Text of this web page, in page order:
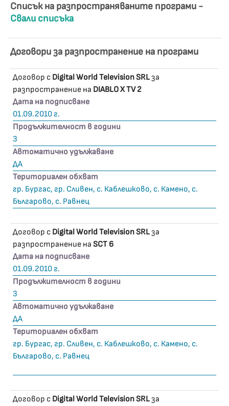
Списък на разпространяваните програми -
Свали списъка
Договори за разпространение на програми
Договор с Digital World Television SRLза
разпространение на DIABLO X TV 2
Дата на подписване
01.09.2010 г.
Продължителност в години
3
Автоматично удължаване
ДА
Териториален обхват
гр. Бургас, гр. Сливен, с. Каблешково, с. Камено, с.
Българово, с. Равнец
Договор с Digital World Television SRLза
разпространение на SCT 6
Дата на подписване
01.09.2010 г.
Продължителност в години
3
Автоматично удължаване
ДА
Териториален обхват
гр. Бургас, гр. Сливен, с. Каблешково, с. Камено, с.
Българово, с. Равнец
Договор с Digital World Television SRLза